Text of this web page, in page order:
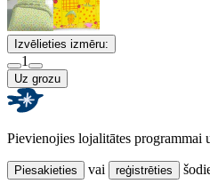
Izvēlieties izmēru:
1
Uz grozu
Pievienojies lojalitātes programmai
Piesakieties vai reģistrēties